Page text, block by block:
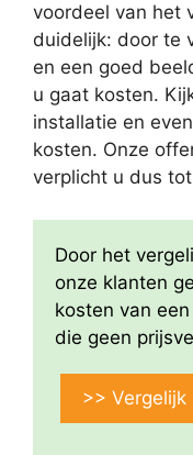
voordeel van het
duidelijk: door te
en een goed
u gaat kosten.
installatie en
kosten. Onze
verplicht u dus
Door het
onze klanten
kosten van
die geen
>> Vergelijk